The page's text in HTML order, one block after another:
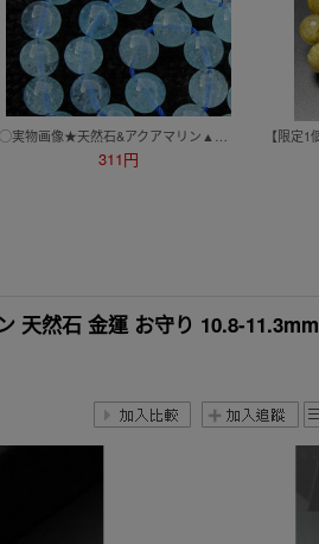
311円
天然石 金運 お守り 10.8-11.3mm